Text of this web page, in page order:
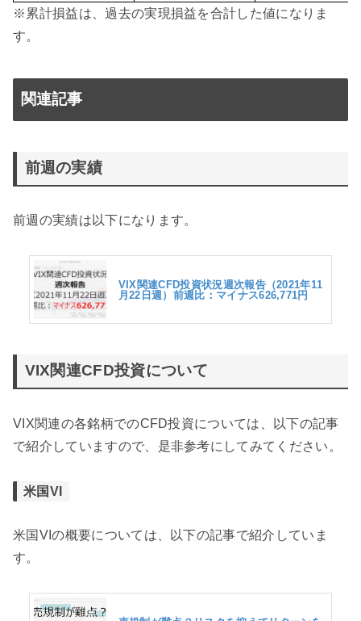
※累計損益は、過去の実現損益を合計した値になりま
す。
関連記事
前週の実績
前週の実績は以下になります。
VIX関連CFD投資状況週次報告（2021年11
月22日週）前週比：マイナス626,771円
VIX関連CFD投資について
VIX関連の各銘柄でのCFD投資については、以下の記事
で紹介していますので、是非参考にしてみてください。
米国VI
米国VIの概要については、以下の記事で紹介していま
す。